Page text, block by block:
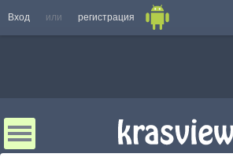
Вход или регистрация